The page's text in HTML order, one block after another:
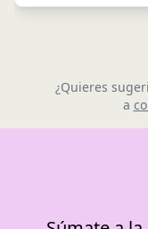
¿Quieres
a